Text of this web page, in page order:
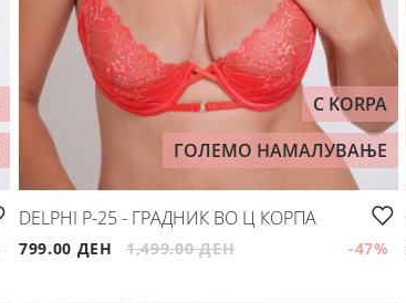
C KORPA
ГОЛЕМО НАМАЛУВАЊЕ
DELPHI P-25 - ГРАДНИК ВО Ц КОРПА
799.00 ДЕН 1,499.00 ДЕН -47%